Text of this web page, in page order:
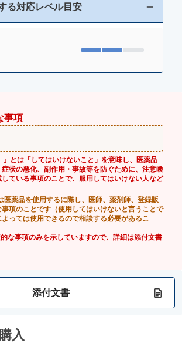
る対応レベル目安
事項
」とは「してはいけないこと」を意味し、医薬品
状の悪化、副作用・事故等を防ぐために、注意喚
ている事項のことで、服用してはいけない人など
医薬品を使用するに際し、医師、薬剤師、登録販
項のことです（使用してはいけないと言うことで
っては使用できるので相談する必要があるこ
な事項のみを示していますので、詳細は添付文書
添付文書
入